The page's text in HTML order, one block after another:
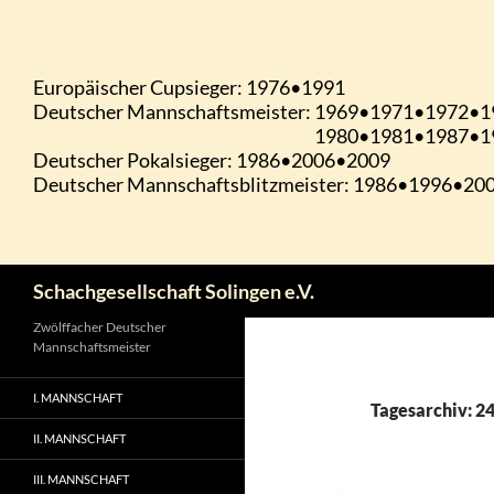
Schachgesellschaft Solingen e.V.
Tagesarchiv:
Zwölffacher Deutscher
Mannschaftsmeister
I. MANNSCHAFT
II. MANNSCHAFT
III. MANNSCHAFT